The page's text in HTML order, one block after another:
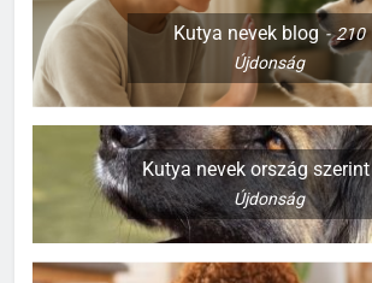
Kutya nevek blog
210
Újdonság
Kutya nevek ország szerint
Újdonság